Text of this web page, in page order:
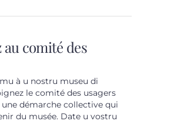
comité des
à u nostru museu di
le comité des usagers
démarche collective qui
du musée. Date u vostru